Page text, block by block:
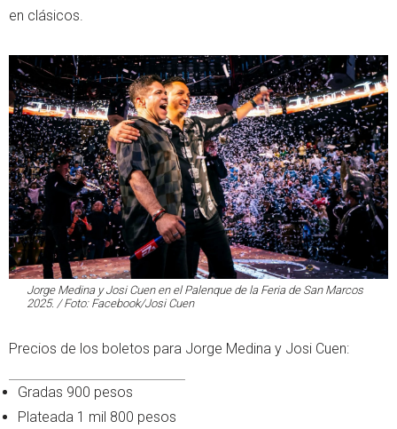
en clásicos.
Jorge Medina y Josi Cuen en el Palenque de la Feria de San Marcos
2025. / Foto: Facebook/Josi Cuen
Precios de los boletos para Jorge Medina y Josi Cuen:
Gradas 900 pesos
Plateada 1 mil 800 pesos